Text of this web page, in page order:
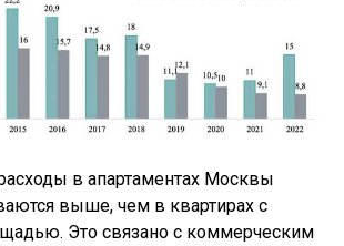
в апартаментах Москвы
выше, чем в квартирах с
Это связано с коммерческим